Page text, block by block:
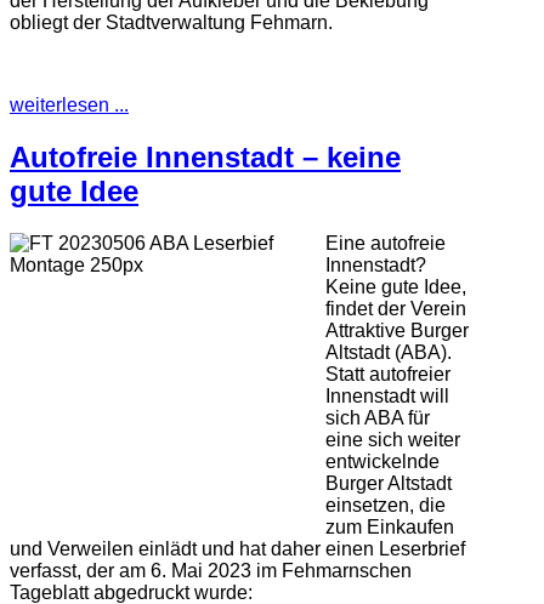
obliegt der Stadtverwaltung Fehmarn.
weiterlesen ...
Autofreie Innenstadt – keine
gute Idee
Eine autofreie
Innenstadt?
Keine gute Idee,
findet der Verein
Attraktive Burger
Altstadt (ABA).
Statt autofreier
Innenstadt will
sich ABA für
eine sich weiter
entwickelnde
Burger Altstadt
einsetzen, die
zum Einkaufen
und Verweilen einlädt und hat daher einen Leserbrief
verfasst, der am 6. Mai 2023 im Fehmarnschen
Tageblatt abgedruckt wurde: